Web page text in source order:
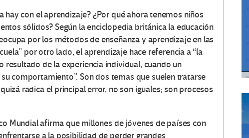
hay con el aprendizaje? ¿Por qué ahora tenemos niños
sólidos? Según la enciclopedia británica la educación
por los métodos de enseñanza y aprendizaje en las
por otro lado, el aprendizaje hace referencia a “la
de la experiencia individual, cuando un
comportamiento”. Son dos temas que suelen tratarse
radica el principal error, no son iguales; son procesos
Mundial afirma que millones de jóvenes de países con